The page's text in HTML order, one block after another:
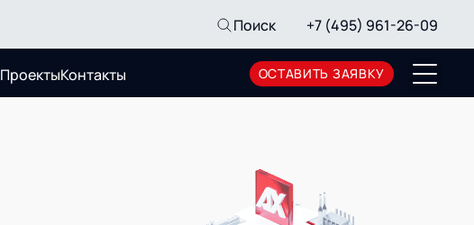
Поиск +7 (495) 961-26-09
ПроектыКонтакты ОСТАВИТЬ ЗАЯВКУ